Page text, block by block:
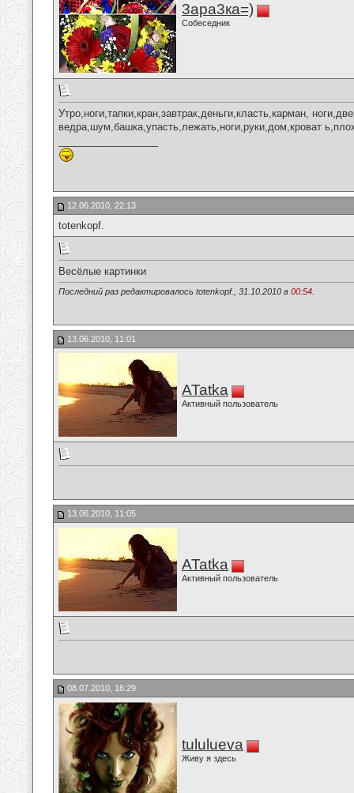
3ара3ка=)
Собеседник
Утро,ноги,тапки,кран,завтрак,деньги,класть,карман,
ведра,шум,башка,упасть,лежать,ноги,руки,дом,кроват
12.06.2010, 22:13
totenkopf.
Весёлые картинки
Последний раз редактировалось totenkopf., 31.10.2010 в 00:54
13.06.2010, 11:01
ATatka
Активный пользователь
13.06.2010, 11:05
ATatka
Активный пользователь
08.07.2010, 16:29
tululueva
Живу я здесь